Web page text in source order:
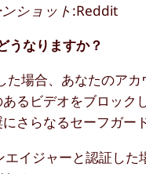
ショット:Reddit
うなりますか？
場合、あなたのア
るビデオをブロック
さらなるセーフガー
イジャーと認証し